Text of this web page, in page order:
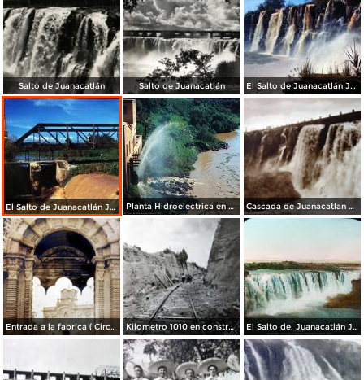
Salto de Juanacatlán Salto de Juanacatlán El Salto de Juanacatlán Jalisco 1946
El Salto de Juanacatlán Jalisco 1946 Planta Hidroelectrica en El Salto de Juanacatlán Jalisco 1946 Cascada de Juanacatlan por el Fotógrafo Hugo Brehme.
Entrada a la fabrica ( Circulada el 28 de Mayo de 1908 ). Kilometro 1010 en construccion en Juanacatlán Jalisco. El Salto de. Juanacatlán Jalisco por el fotografo Fotógrafo Charles B. Waite.